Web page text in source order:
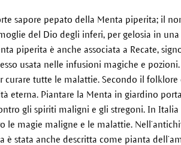
sapore pepato della Menta piperita; il
del Dio degli inferi, per gelosia in
piperita è anche associata a Recate,
usata nelle infusioni magiche e pozioni.
curare tutte le malattie. Secondo il
eterna. Piantare la Menta in giardino
gli spiriti maligni e gli stregoni. In
le magie maligne e le malattie.
è stata anche descritta come pianta